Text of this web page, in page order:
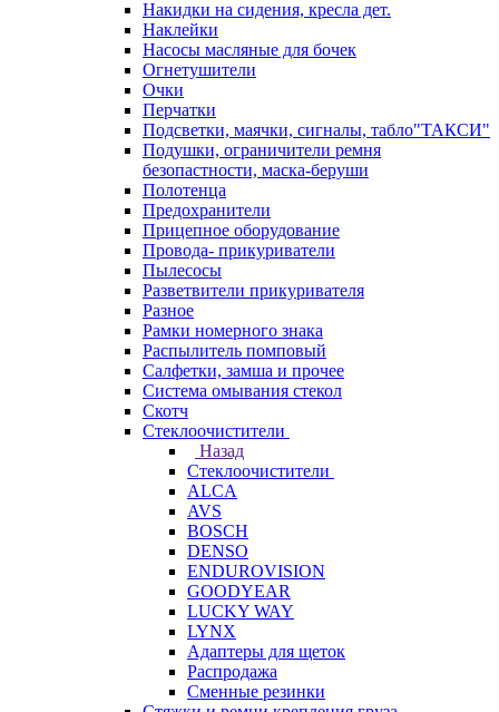
Накидки на сидения, кресла дет.
Наклейки
Насосы масляные для бочек
Огнетушители
Очки
Перчатки
Подсветки, маячки, сигналы, табло"ТАКСИ"
Подушки, ограничители ремня
безопастности, маска-беруши
Полотенца
Предохранители
Прицепное оборудование
Провода- прикуриватели
Пылесосы
Разветвители прикуривателя
Разное
Рамки номерного знака
Распылитель помповый
Салфетки, замша и прочее
Система омывания стекол
Скотч
Стеклоочистители
Назад
Стеклоочистители
ALCA
AVS
BOSCH
DENSO
ENDUROVISION
GOODYEAR
LUCKY WAY
LYNX
Адаптеры для щеток
Распродажа
Сменные резинки